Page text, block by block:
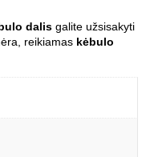
dalis galite užsisakyti
reikiamas kėbulo